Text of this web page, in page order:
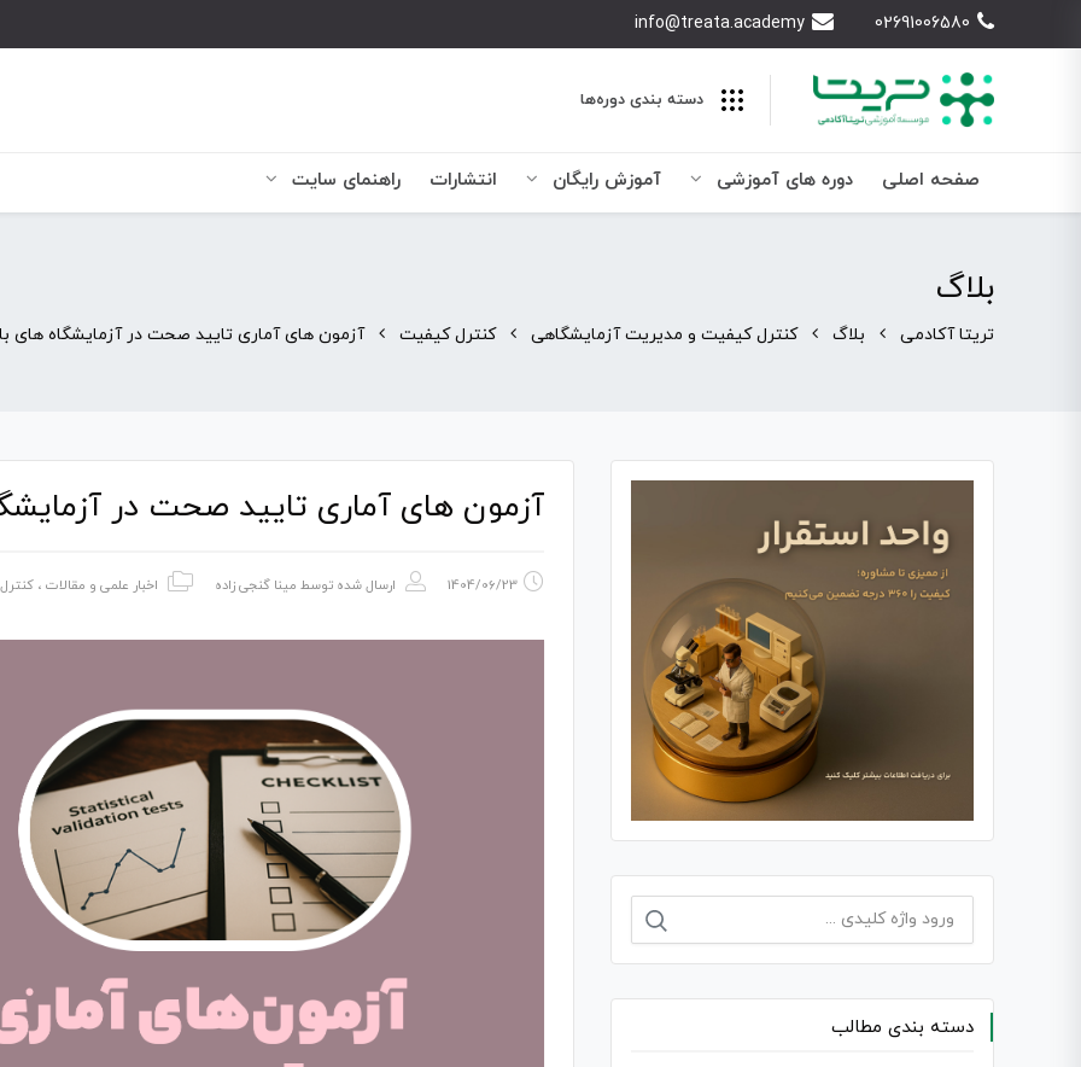
02691006580
info@treata.academy
دسته بندی‌ دوره‌ها
صفحه اصلی دوره های آموزشی آموزش رایگان انتشارات راهنمای سایت
بلاگ
تریتا آکادمی بلاگ کنترل کیفیت و مدیریت آزمایشگاهی کنترل کیفیت آزمون های آماری تایید صحت در آزمایشگاه های
آزمون های آماری تایید صحت در
1404/06/23 ارسال شده توسط مینا گنجی زاده اخبار علمی و مقالات ،
جستجو
برای:
دسته بندی مطالب